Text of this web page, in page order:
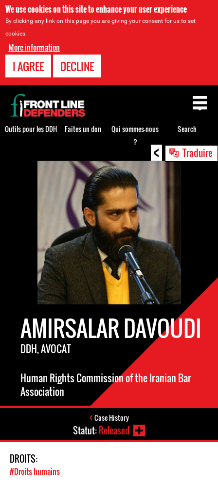
We use cookies on this site to enhance your user experience
By clicking any link on this page you are giving your consent for us to set
cookies.
More information
I AGREE DECLINE
< Traduire
AMIRSALAR DAVOUDI
DDH, AVOCAT
Human Rights Commission of the Iranian Bar
Association
Case History
Statut:Released
DROITS:
#Droits humains
Back
to
top
Outils pour les DDH Faites un don
Qui sommes-nous
?
Search